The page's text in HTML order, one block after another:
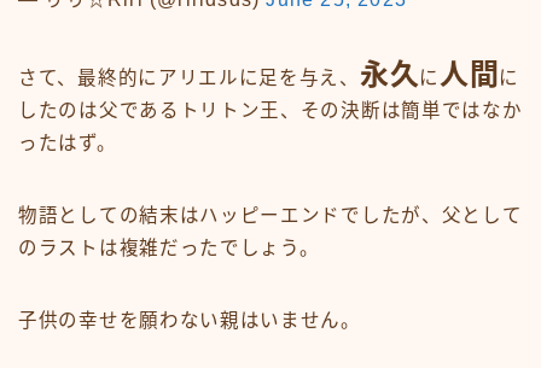
さて、最終的にアリエルに足を与え、 永久 に 人間 に
したのは父であるトリトン王、その決断は簡単ではなか
ったはず。
物語としての結末はハッピーエンドでしたが、父として
のラストは複雑だったでしょう。
子供の幸せを願わない親はいません。